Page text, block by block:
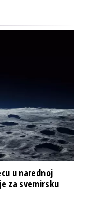
u narednoj
za svemirsku